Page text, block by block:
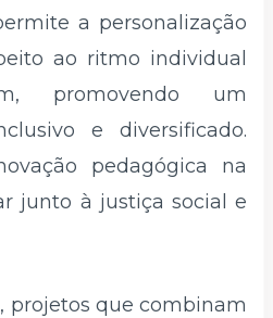
a personalização
ao ritmo individual
promovendo um
e diversificado.
pedagógica na
junto à justiça social e
projetos que combinam